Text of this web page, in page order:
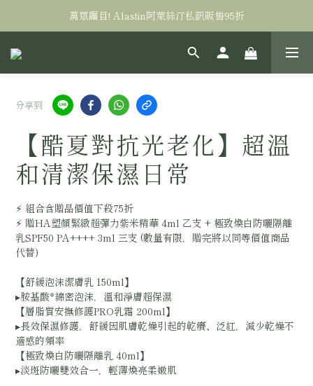
全台滿三千免運！
萬眾矚目! Alastin阿萊絲汀私訊販售95折
全台滿三千免運！
分享到
【酷夏對抗光老化】超溫
和清潔保濕日常
⚡︎ 組合含贈品價值下殺75折
⚡︎ 贈HA塑顏緊緻超彈力紫米精華 4ml 乙支 + 極致煥白防曬隔離
乳SPF50 PA++++ 3ml 三支 (數量有限，贈完將以同等價值商品
代替)
【舒緩泡沫潔膚乳 150ml】
▸胺基酸*綿密泡沫，溫和淨膚超保濕
【層脂質安撫修護PRO乳霜 200ml】
▸長效保濕修護，舒緩因肌膚乾燥引起的乾癢、泛紅，減少乾燥不
適感的頻率
【極致煥白防曬隔離乳 40ml】
▸淡斑防曬雙效合一，輕薄煥亮柔嫩肌